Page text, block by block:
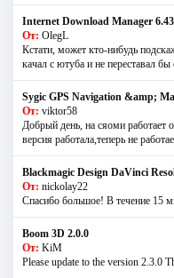
Internet Download Manager
От: OlegL
Кстати, может кто-нибудь
качал с ютуба и не переставал
Sygic GPS Navigation &amp;
От: viktor58
Добрый день, на сяоми работает
версия работала,теперь не
Blackmagic Design DaVinci
От: nickolay22
Спасибо большое! В течение 15
Boom 3D 2.0.0
От: KiM
Please update to the version 2.3.0